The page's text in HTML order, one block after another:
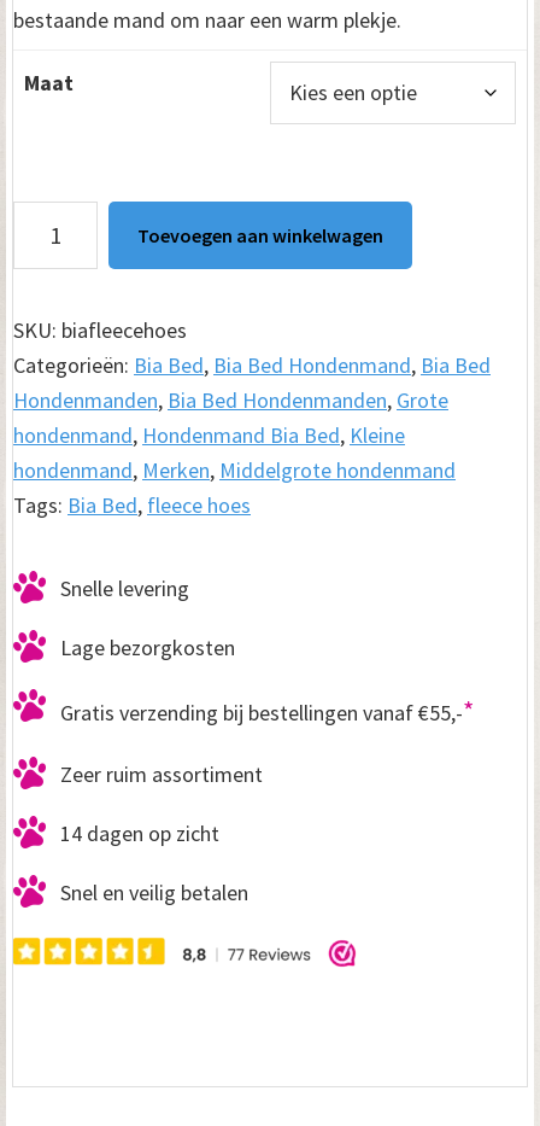
€ 94.95
bestaande mand om naar een warm plekje.
Maat
hoes
grijs
aantal
Toevoegen aan winkelwagen
SKU: biafleecehoes
Categorieën: Bia Bed, Bia Bed Hondenmand, Bia Bed
Hondenmanden, Bia Bed Hondenmanden, Grote
hondenmand, Hondenmand Bia Bed, Kleine
hondenmand, Merken, Middelgrote hondenmand
Tags: Bia Bed, fleece hoes
Snelle levering
Lage bezorgkosten
Gratis verzending bij bestellingen vanaf €55,-*
Zeer ruim assortiment
14 dagen op zicht
Snel en veilig betalen